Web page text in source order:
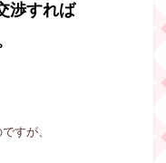
渉すれば
すが、